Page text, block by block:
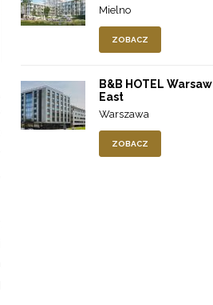
Mielno
ZOBACZ
B&B HOTEL Warsaw
East
Warszawa
ZOBACZ